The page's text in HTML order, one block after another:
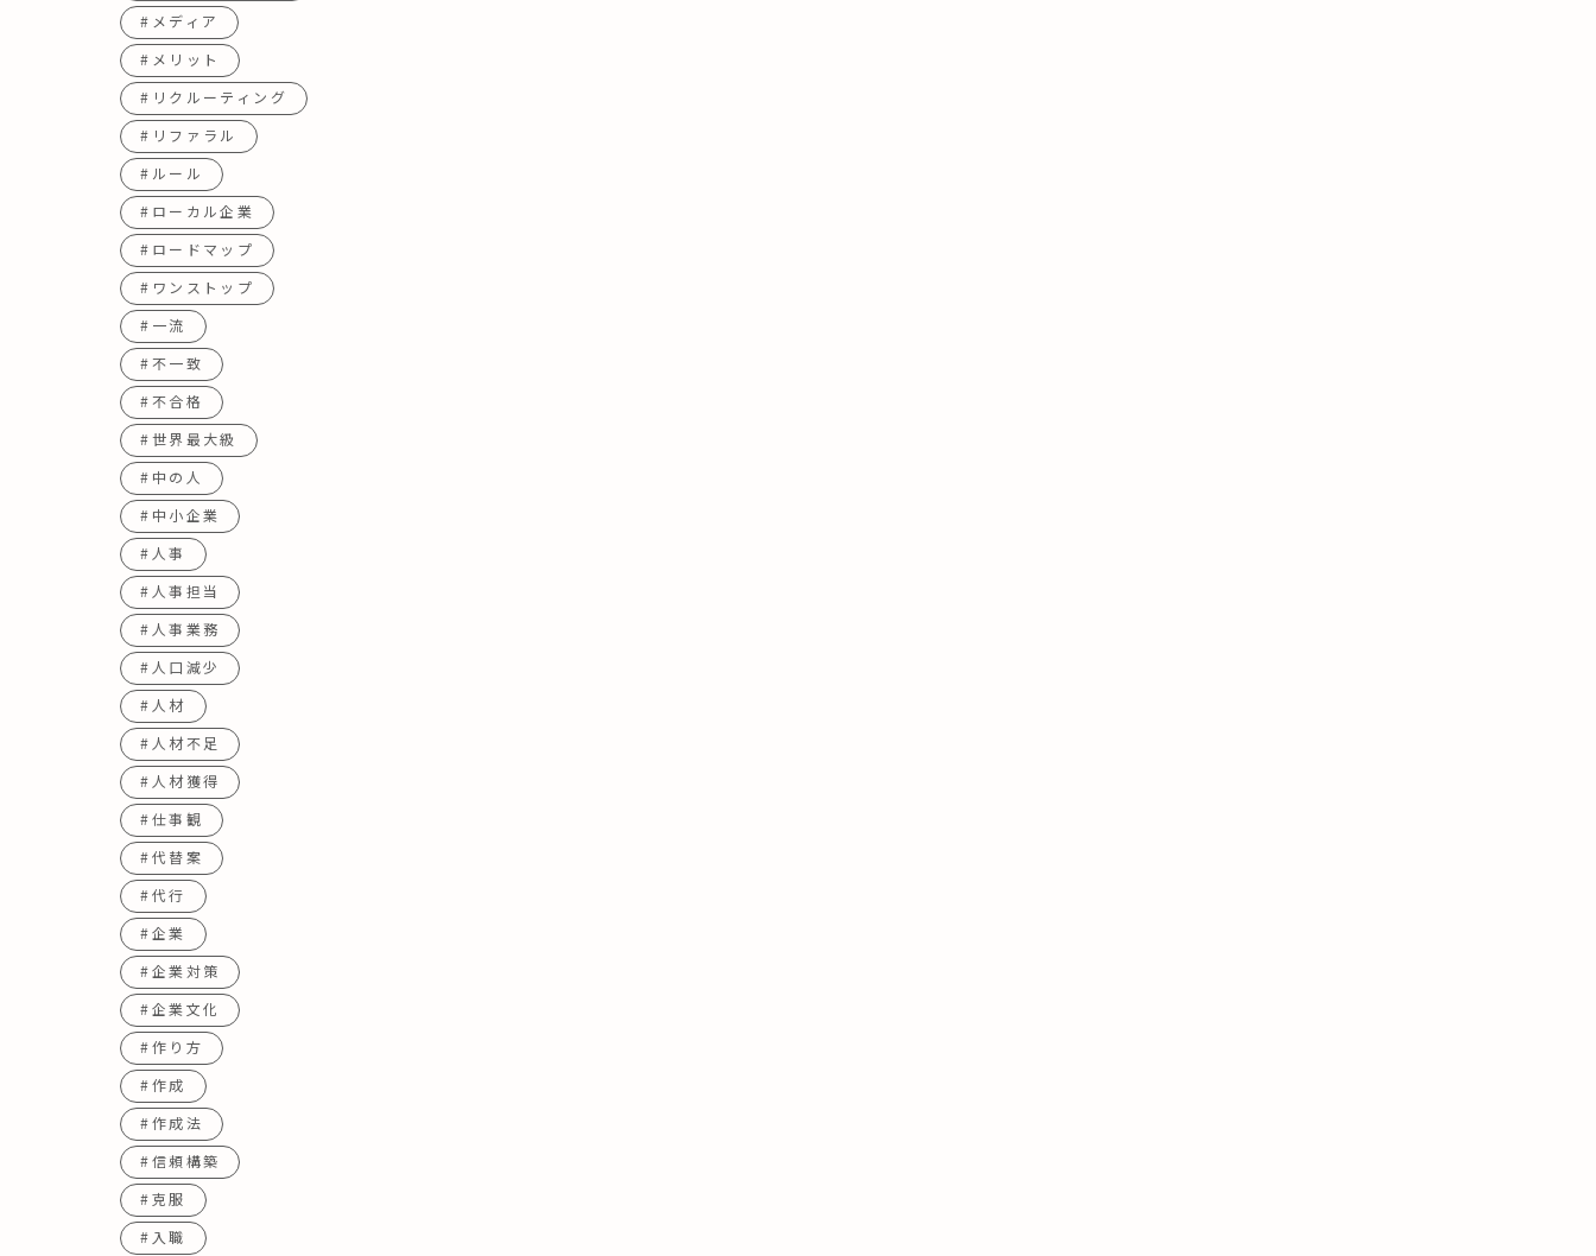
#メディア
#メリット
#リクルーティング
#リファラル
#ルール
#ローカル企業
#ロードマップ
#ワンストップ
#一流
#不一致
#不合格
#世界最大級
#中の人
#中小企業
#人事
#人事担当
#人事業務
#人口減少
#人材
#人材不足
#人材獲得
#仕事観
#代替案
#代行
#企業
#企業対策
#企業文化
#作り方
#作成
#作成法
#信頼構築
#克服
#入職